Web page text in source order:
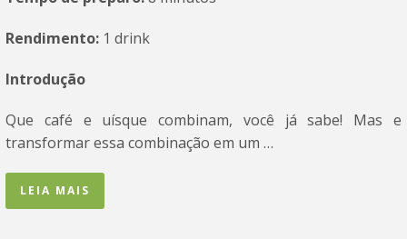
Rendimento: 1 drink
Introdução
Que café e uísque combinam, você já sabe! Mas e
transformar essa combinação em um …
LEIA MAIS